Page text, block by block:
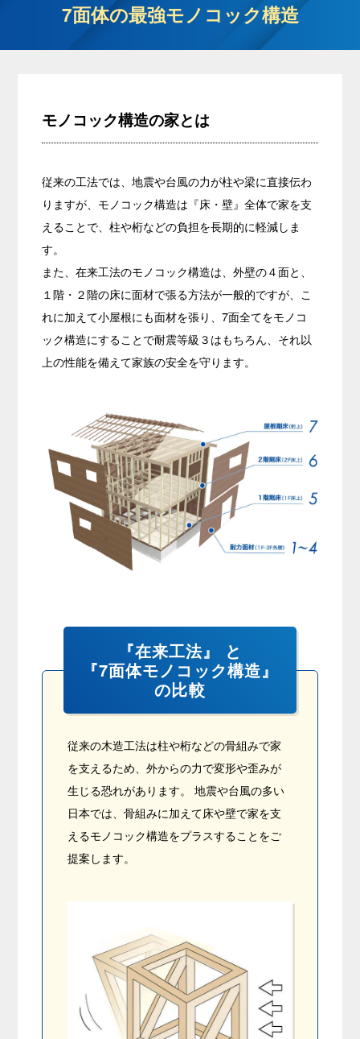
7面体の最強モノコック構造
モノコック構造の家とは
従来の工法では、地震や台風の力が柱や梁に直接伝わ
りますが、モノコック構造は『床・壁』全体で家を支
えることで、柱や桁などの負担を長期的に軽減しま
す。
また、在来工法のモノコック構造は、外壁の４面と、
１階・２階の床に面材で張る方法が一般的ですが、こ
れに加えて小屋根にも面材を張り、7面全てをモノコ
ック構造にすることで耐震等級３はもちろん、それ以
上の性能を備えて家族の安全を守ります。
『在来工法』 と
『7面体モノコック構造』
の比較
従来の木造工法は柱や桁などの骨組みで家
を支えるため、外からの力で変形や歪みが
生じる恐れがあります。 地震や台風の多い
日本では、骨組みに加えて床や壁で家を支
えるモノコック構造をプラスすることをご
提案します。